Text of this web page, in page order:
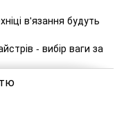
в'язання будуть
- вибір ваги за